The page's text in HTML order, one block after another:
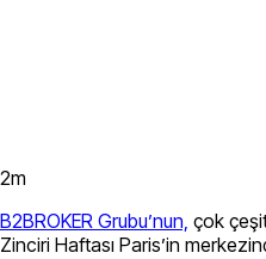
2m
B2BROKER Grubu’nun, çok
Zinciri Haftası Paris’in